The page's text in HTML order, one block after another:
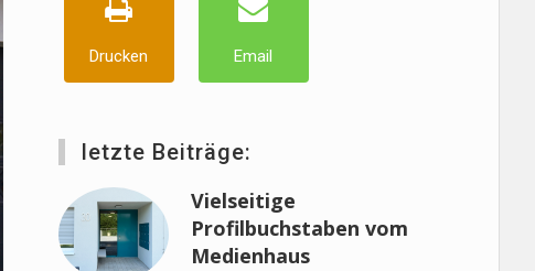
Drucken Email
letzte Beiträge:
Vielseitige
Profilbuchstaben vom
Medienhaus